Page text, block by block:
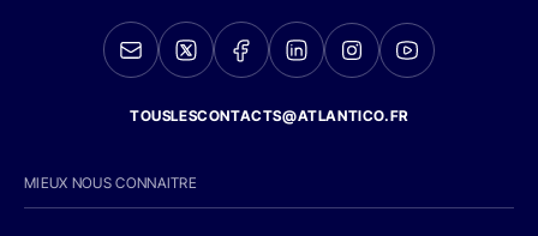
TOUSLESCONTACTS@ATLANTICO.FR
MIEUX NOUS CONNAITRE